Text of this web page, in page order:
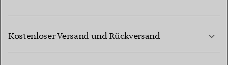
Kostenloser Versand und Rückversand